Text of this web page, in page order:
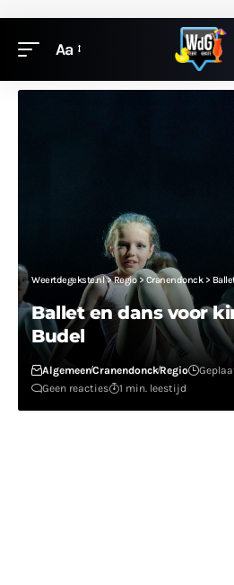
Aa
Weertdegekste.nl>Regio>Cranendonck>
Ballet en dans voor
Budel
AlgemeenCranendonckRegio
Geen reacties
1 min. leestijd